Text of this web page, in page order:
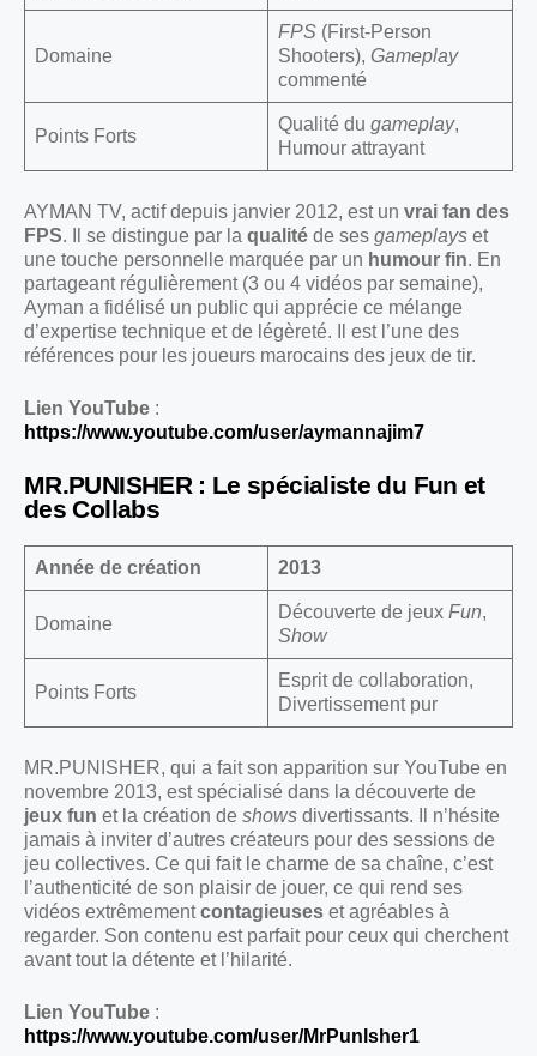
Domaine
FPS (First-Person
Shooters), Gameplay
commenté
Points Forts
Qualité du gameplay,
Humour attrayant
AYMAN TV, actif depuis janvier 2012, est un vrai fan des
FPS. Il se distingue par la qualité de ses gameplays et
une touche personnelle marquée par un humour fin. En
partageant régulièrement (3 ou 4 vidéos par semaine),
Ayman a fidélisé un public qui apprécie ce mélange
d’expertise technique et de légèreté. Il est l’une des
références pour les joueurs marocains des jeux de tir.
Lien YouTube :
https://www.youtube.com/user/aymannajim7
MR.PUNISHER : Le spécialiste du Fun et
des Collabs
Année de création 2013
Domaine
Découverte de jeux Fun,
Show
Points Forts
Esprit de collaboration,
Divertissement pur
MR.PUNISHER, qui a fait son apparition sur YouTube en
novembre 2013, est spécialisé dans la découverte de
jeux fun et la création de shows divertissants. Il n’hésite
jamais à inviter d’autres créateurs pour des sessions de
jeu collectives. Ce qui fait le charme de sa chaîne, c’est
l’authenticité de son plaisir de jouer, ce qui rend ses
vidéos extrêmementcontagieuses et agréables à
regarder. Son contenu est parfait pour ceux qui cherchent
avant tout la détente et l’hilarité.
Lien YouTube :
https://www.youtube.com/user/MrPunlsher1